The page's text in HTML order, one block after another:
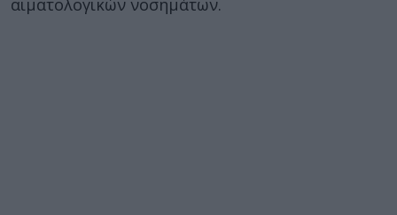
αιματολογικών νοσημάτων.